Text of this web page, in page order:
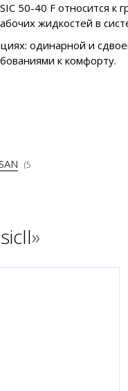
50-40 F относится к
жидкостей в
одинарной и
к комфорту.
(5
»